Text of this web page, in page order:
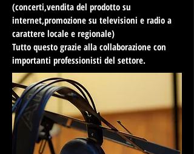
(concerti,vendita del prodotto su
internet,promozione su televisioni e radio a
carattere locale e regionale)
Tutto questo grazie alla collaborazione con
importanti professionisti del settore.